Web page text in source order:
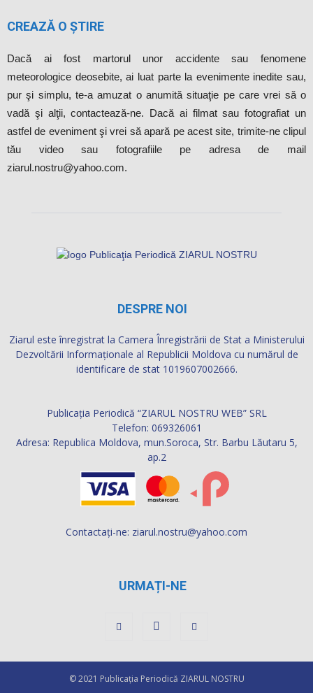
CREAZĂ O ȘTIRE
Dacă ai fost martorul unor accidente sau fenomene
meteorologice deosebite, ai luat parte la evenimente inedite sau,
pur şi simplu, te-a amuzat o anumită situaţie pe care vrei să o
vadă şi alţii, contactează-ne. Dacă ai filmat sau fotografiat un
astfel de eveniment şi vrei să apară pe acest site, trimite-ne clipul
tău video sau fotografiile pe adresa de mail
ziarul.nostru@yahoo.com.
DESPRE NOI
Ziarul este înregistrat la Camera Înregistrării de Stat a Ministerului
Dezvoltării Informaţionale al Republicii Moldova cu numărul de
identificare de stat 1019607002666.
Publicația Periodică “ZIARUL NOSTRU WEB” SRL
Telefon: 069326061
Adresa: Republica Moldova, mun.Soroca, Str. Barbu Lăutaru 5,
ap.2
Contactați-ne: ziarul.nostru@yahoo.com
URMAȚI-NE
© 2021 Publicaţia Periodică ZIARUL NOSTRU